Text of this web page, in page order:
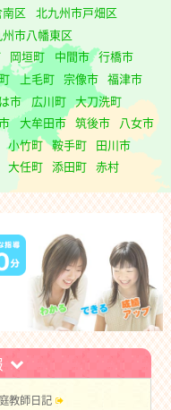
区
北九州市戸畑区
市八幡東区
岡垣町 中間市 行橋市
上毛町 宗像市 福津市
市 広川町 大刀洗町
大牟田市 筑後市 八女市
小竹町 鞍手町 田川市
大任町 添田町 赤村
教師日記